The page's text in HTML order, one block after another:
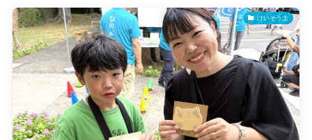
けいそう土